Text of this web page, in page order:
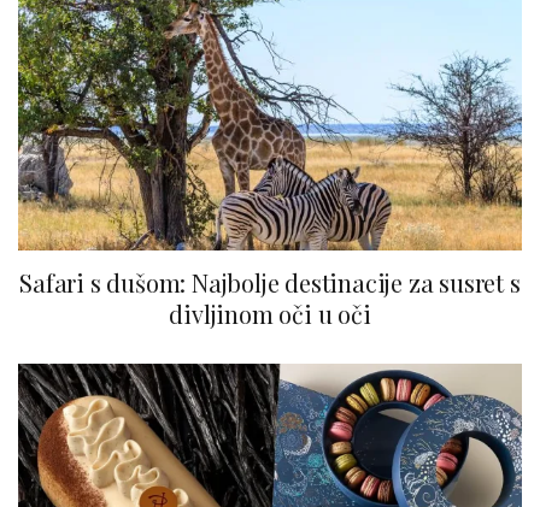
Safari s dušom: Najbolje destinacije za susret s
divljinom oči u oči